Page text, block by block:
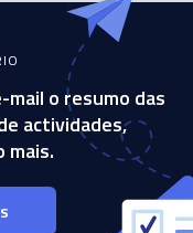
o resumo das
actividades,
mais.